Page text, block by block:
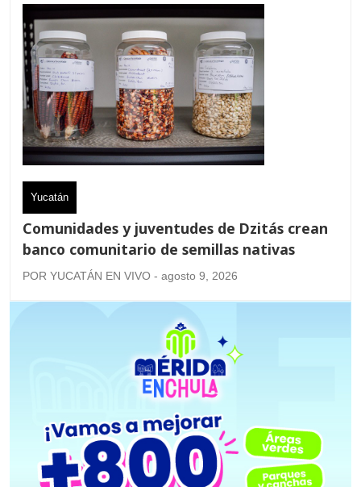
Yucatán
Comunidades y juventudes de Dzitás crean
banco comunitario de semillas nativas
POR YUCATÁN EN VIVO - agosto 9, 2026